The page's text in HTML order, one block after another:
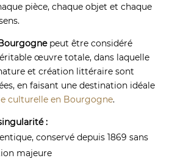
pièce, chaque objet et chaque
peut être considéré
œuvre totale, dans laquelle
et création littéraire sont
en faisant une destination idéale
culturelle en Bourgogne.
:
conservé depuis 1869 sans
majeure